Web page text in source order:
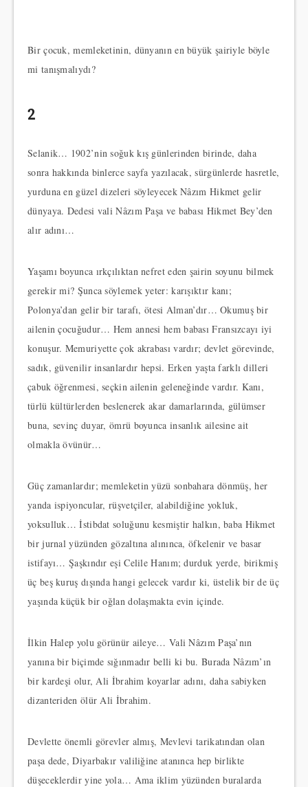
Bir çocuk, memleketinin, dünyanın en büyük şairiyle böyle
mi tanışmalıydı?
2
Selanik… 1902’nin soğuk kış günlerinden birinde, daha
sonra hakkında binlerce sayfa yazılacak, sürgünlerde hasretle,
yurduna en güzel dizeleri söyleyecek Nâzım Hikmet gelir
dünyaya. Dedesi vali Nâzım Paşa ve babası Hikmet Bey’den
alır adını…
Yaşamı boyunca ırkçılıktan nefret eden şairin soyunu bilmek
gerekir mi? Şunca söylemek yeter: karışıktır kanı;
Polonya’dan gelir bir tarafı, ötesi Alman’dır… Okumuş bir
ailenin çocuğudur… Hem annesi hem babası Fransızcayı iyi
konuşur. Memuriyette çok akrabası vardır; devlet görevinde,
sadık, güvenilir insanlardır hepsi. Erken yaşta farklı dilleri
çabuk öğrenmesi, seçkin ailenin geleneğinde vardır. Kanı,
türlü kültürlerden beslenerek akar damarlarında, gülümser
buna, sevinç duyar, ömrü boyunca insanlık ailesine ait
olmakla övünür…
Güç zamanlardır; memleketin yüzü sonbahara dönmüş, her
yanda ispiyoncular, rüşvetçiler, alabildiğine yokluk,
yoksulluk… İstibdat soluğunu kesmiştir halkın, baba Hikmet
bir jurnal yüzünden gözaltına alınınca, öfkelenir ve basar
istifayı… Şaşkındır eşi Celile Hanım; durduk yerde, birikmiş
üç beş kuruş dışında hangi gelecek vardır ki, üstelik bir de üç
yaşında küçük bir oğlan dolaşmakta evin içinde.
İlkin Halep yolu görünür aileye… Vali Nâzım Pa­şa’nın
yanına bir biçimde sığınmadır belli ki bu. Burada Nâzım’ın
bir kardeşi olur, Ali İbrahim koyarlar adını, daha sabiyken
dizanteriden ölür Ali İbrahim.
Devlette önemli görevler almış, Mevlevi tarikatından olan
paşa dede, Diyarbakır valiliğine atanınca hep birlikte
düşeceklerdir yine yola… Ama iklim yüzünden buralarda